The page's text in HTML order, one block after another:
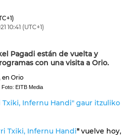
10:41 (UTC+1)
Pagadi están de vuelta y
con una visita a Orio.
EITB Media
Txiki, Infernu Handi" gaur itzuliko
Txiki, Infernu Handi"vuelve hoy,